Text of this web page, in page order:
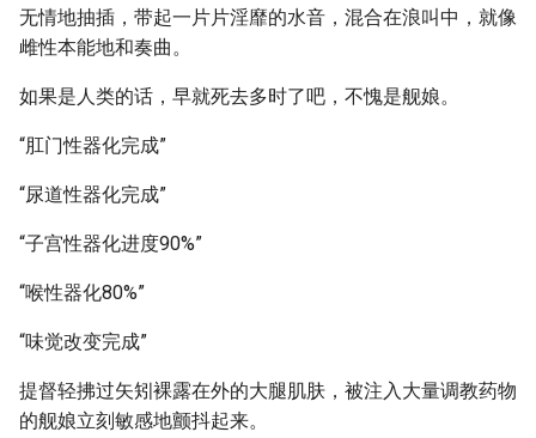
无情地抽插，带起一片片淫靡的水音，混合在浪叫中，就像
雌性本能地和奏曲。
如果是人类的话，早就死去多时了吧，不愧是舰娘。
“肛门性器化完成”
“尿道性器化完成”
“子宫性器化进度90%”
“喉性器化80%”
“味觉改变完成”
提督轻拂过矢矧裸露在外的大腿肌肤，被注入大量调教药物
的舰娘立刻敏感地颤抖起来。